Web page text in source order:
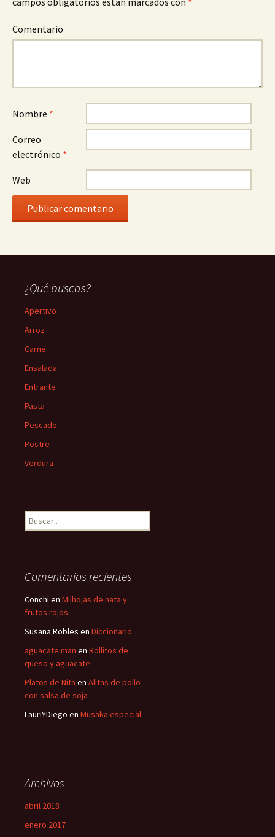
Comentario
Nombre *
Correo
electrónico *
Web
¿Qué buscas?
Apertivo
Arroz
Carne
Ensalada
Entrante
Pasta
Pescado
Postre
Verdura
B
u
r
:
Comentarios recientes
Conchi en Milhojas de nata y
frutos rojos
Susana Robles en Diccionario
aguacate man en Rollitos de
queso y aguacate
Platos de Nita en Alitas de pollo
con salsa de soja
LauriYDiego en Musaka especial
Archivos
abril 2018
enero 2017